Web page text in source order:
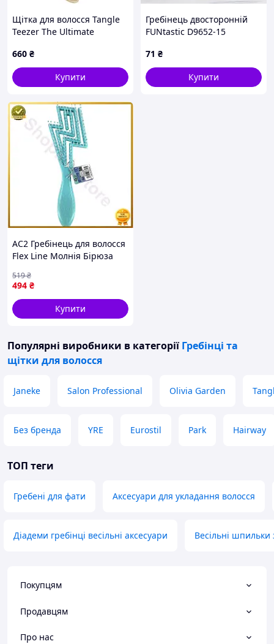
Щітка для волосся Tangle
Teezer The Ultimate
660 ₴
Купити
Гребінець двосторонній
FUNtastic D9652-15
71 ₴
Купити
AC2 Гребінець для волосся
Flex Line Молнія Бірюза
укладки волосся гребінець
для ста DE
494 ₴
519₴
Купити
Популярні виробники в категорії Гребінці та
щітки для волосся
Janeke Salon Professional Olivia Garden
Без бренда YRE Eurostil Park Hairway
ТОП теги
Гребені для фати Аксесуари для укладання волосся
Діадеми гребінці весільні аксесуари Весільні
Покупцям
Продавцям
Про нас